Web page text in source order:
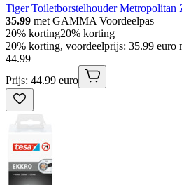
Tiger Toiletborstelhouder Metropolitan
35.99 met GAMMA Voordeelpas
20% korting20% korting
20% korting, voordeelprijs: 35.99
44.99
Prijs: 44.99 euro